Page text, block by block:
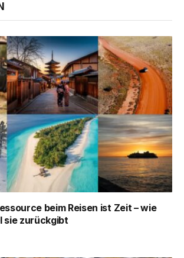
beim Reisen ist Zeit – wie
sie zurückgibt